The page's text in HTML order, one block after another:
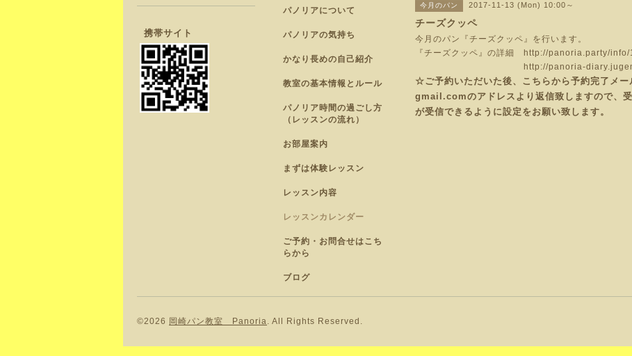
今月のパン 2017-11-13 (Mon) 10:00～
チーズクッペ
今月のパン『チーズクッペ』を行います。
『チーズクッペ』の詳細
http://panoria.party/
http://panoria-
☆ご予約いただいた後、こちらから予約完了メ
gmail.comのアドレスより返信致しますので、
が受信できるように設定をお願い致します。
パノリアについて
パノリアの気持ち
かなり長めの自己紹介
教室の基本情報とルール
パノリア時間の過ごし方
（レッスンの流れ）
お部屋案内
まずは体験レッスン
レッスン内容
レッスンカレンダー
ご予約・お問合せはこち
らから
ブログ
携帯サイト
©2026 岡崎パン教室 Panoria. All Rights Reserved.